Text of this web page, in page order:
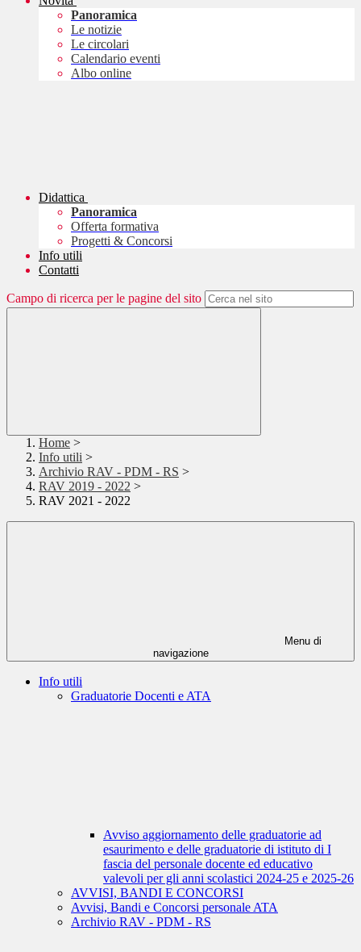
Panoramica
Le notizie
Le circolari
Calendario eventi
Albo online
Didattica
Panoramica
Offerta formativa
Progetti & Concorsi
Info utili
Contatti
Campo di ricerca per le pagine del sito
Home >
Info utili >
Archivio RAV - PDM - RS >
RAV 2019 - 2022 >
RAV 2021 - 2022
Menu di
navigazione
Info utili
Graduatorie Docenti e ATA
Avviso aggiornamento delle graduatorie ad
esaurimento e delle graduatorie di istituto di I
fascia del personale docente ed educativo
valevoli per gli anni scolastici 2024-25 e 2025-26
AVVISI, BANDI E CONCORSI
Avvisi, Bandi e Concorsi personale ATA
Archivio RAV - PDM - RS